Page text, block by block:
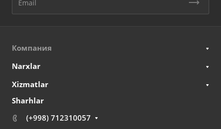
Компания
Narxlar
Xizmatlar
Sharhlar
(+998) 712310057